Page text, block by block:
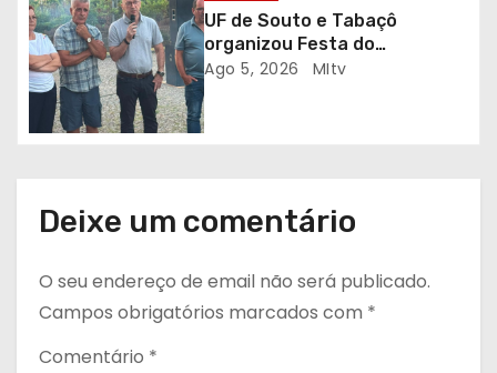
o
s
UF de Souto e Tabaçô
organizou Festa do
Emigrante
Ago 5, 2026 MItv
Deixe um comentário
O seu endereço de email não será publicado.
Campos obrigatórios marcados com *
Comentário *